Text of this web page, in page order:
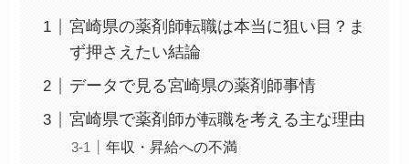
宮崎県の薬剤師転職は本当に狙い目？ま
ず押さえたい結論
データで見る宮崎県の薬剤師事情
宮崎県で薬剤師が転職を考える主な理由
年収・昇給への不満